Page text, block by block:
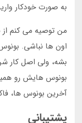
به صورت خودکار
من توصیه می کنم از
اون ها نباشی.
بشه، ولی اصل کار
بونوس هایش رو
آخرین بونوس ها،
پشتیبانی